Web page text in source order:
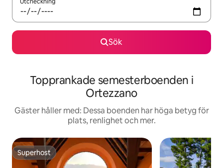
Sök
Topprankade semesterboenden i
Ortezzano
Gäster håller med: Dessa boenden har höga betyg för
plats, renlighet och mer.
Superhost
Superhost